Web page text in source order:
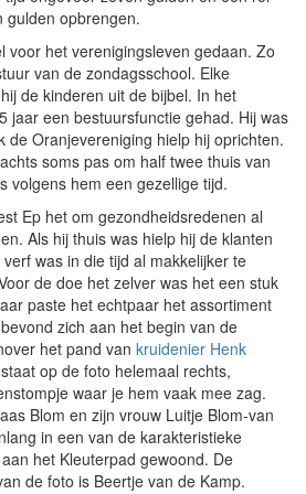
gulden opbrengen.
voor het verenigingsleven gedaan. Zo
van de zondagsschool. Elke
de kinderen uit de bijbel. In het
jaar een bestuursfunctie gehad. Hij was
de Oranjevereniging hielp hij oprichten.
soms pas om half twee thuis van
volgens hem een gezellige tijd.
Ep het om gezondheidsredenen al
Als hij thuis was hielp hij de klanten
was in die tijd al makkelijker te
de doe het zelver was het een stuk
paste het echtpaar het assortiment
zich aan het begin van de
het pand van kruidenier Henk
op de foto helemaal rechts,
waar je hem vaak mee zag.
Blom en zijn vrouw Luitje Blom-van
in een van de karakteristieke
het Kleuterpad gewoond. De
de foto is Beertje van de Kamp.